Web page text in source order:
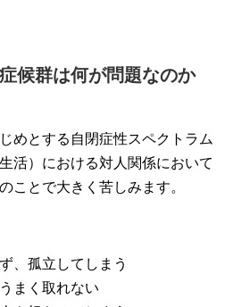
候群は何が問題なのか
めとする自閉症性スペクトラム
活）における対人関係において
ことで大きく苦しみます。
、孤立してしまう
まく取れない